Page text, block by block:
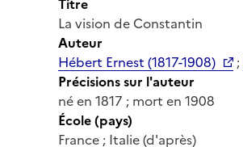
La vision de Constantin
Auteur
Hébert Ernest (1817-1908)
;
Précisions sur l'auteur
né en 1817 ; mort en 1908
École (pays)
France ; Italie (d'après)